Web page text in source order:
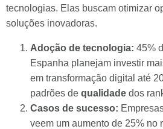
tecnologias. Elas buscam otimizar
soluções inovadoras.
Adoção de tecnologia: 45%
Espanha planejam investir
em transformação digital até
padrões de qualidade dos
Casos de sucesso:
veem um aumento de 25% no